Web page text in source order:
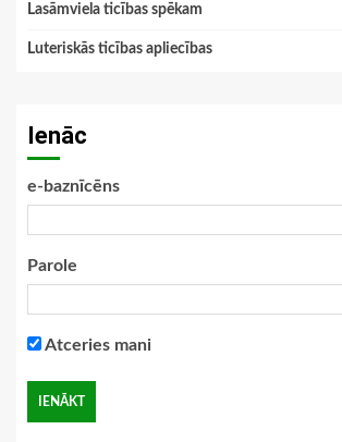
Lasāmviela ticības spēkam
Luteriskās ticības apliecības
Ienāc
e-baznīcēns
Parole
Atceries mani